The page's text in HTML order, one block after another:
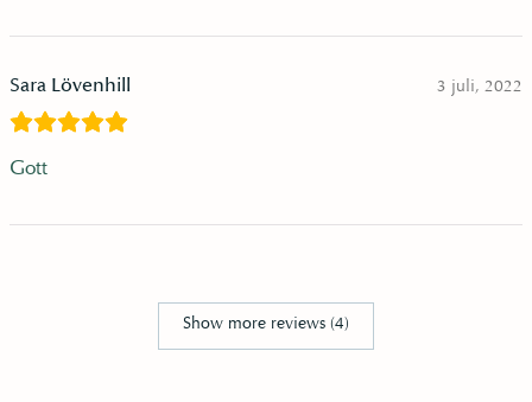
Sara Lövenhill 3 juli, 2022
Gott
Show more reviews (4)